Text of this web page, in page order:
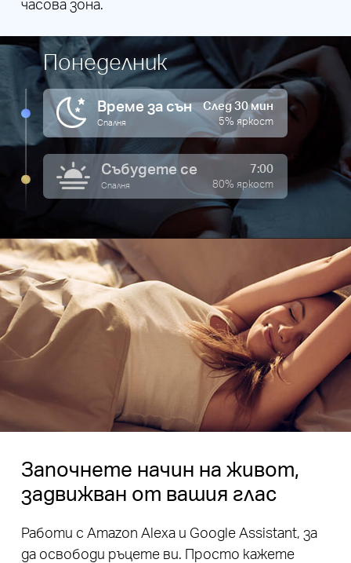
Понеделник
Време за сън
Спалня
След 30 мин
5% яркост
Събудете се
Спалня
7:00
80% яркост
Започнете начин на живот,
задвижван от вашия глас
Работи с Amazon Alexa и Google Assistant, за
да освободи ръцете ви. Просто кажете